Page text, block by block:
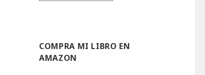
COMPRA MI LIBRO EN
AMAZON